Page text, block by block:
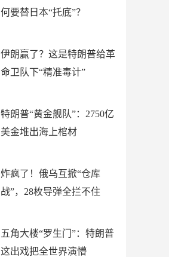
何要替日本“托底”？
伊朗赢了？这是特朗普给革
命卫队下“精准毒计”
特朗普“黄金舰队”：2750亿
美金堆出海上棺材
炸疯了！俄乌互掀“仓库
战”，28枚导弹全拦不住
五角大楼“罗生门”：特朗普
这出戏把全世界演懵